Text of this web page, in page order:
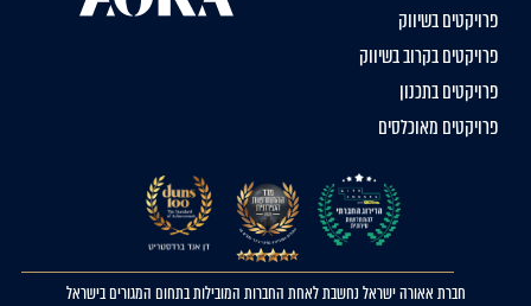
פרויקטים בשיווק
פרויקטים בקרוב בשיווק
פרויקטים בתכנון
פרויקטים מאוכלסים
חברת אאורה ישראל נחשבת לאחת החברות המובילות בתחום המגורים בישראל